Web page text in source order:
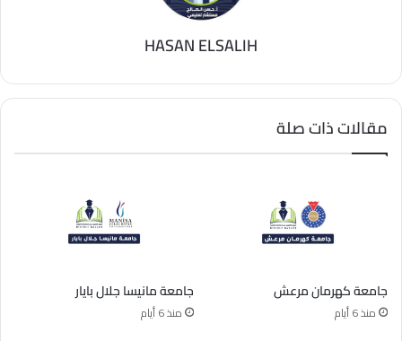
HASAN ELSALIH
مقالات ذات صلة
جامعة كهرمان مرعش
منذ 6 أيام
جامعة مانيسا جلال بايار
منذ 6 أيام